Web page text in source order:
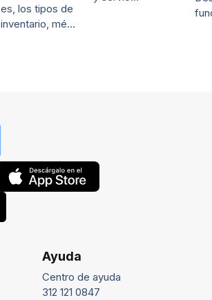
es, los tipos de
inventario, mé…
Ayuda
Centro de ayuda
312 121 0847